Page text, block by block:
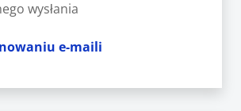
wysłania
e-maili